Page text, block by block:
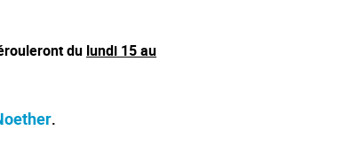
rouleront du lundi 15 au
.